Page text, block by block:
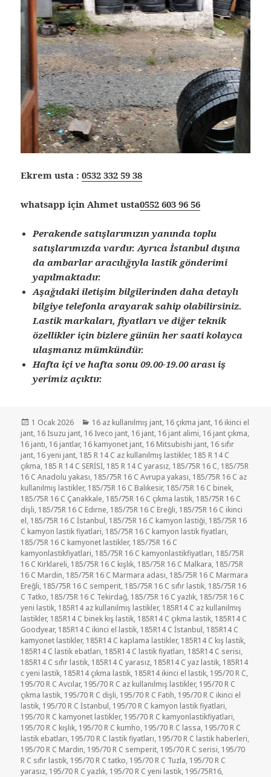
Ekrem usta :0532 332 59 38
whatsapp için Ahmet usta0552 603 96 56
Perakende satışlarımızın yanında toplu
satışlarımızda vardır. Ayrıca İstanbul dışına
da ambarlar aracılığıyla lastik gönderimi
yapılmaktadır.
Aşağıdaki iletişim bilgilerinden daha detaylı
bilgiye telefonla arayarak sahip olabilirsiniz.
Lastik markaları, fiyatları ve diğer teknik
özellikler için bizlere günün her saati kolayca
ulaşmanız mümkündür.
Hafta içi ve hafta sonu 09.00-19.00 arası iş
yerimiz açıktır.
Yayın
tarihi
1 Ocak 2026 Kategoriler
16 az kullanılmış jant, 16 çıkma jant, 16 ikinci el
jant, 16 Isuzu jant, 16 Iveco jant, 16 jant, 16 jant alimi, 16 jant çıkma,
16 jantı, 16 jantlar, 16 kamyonet jant, 16 Mitsubishi jant, 16 sıfır
jant, 16 yeni jant, 185 R 14 C az kullanılmış lastikler, 185 R 14 C
çıkma, 185 R 14 C SERİSİ, 185 R 14 C yarasız, 185/75R 16 C, 185/75R
16 C Anadolu yakası, 185/75R 16 C Avrupa yakası, 185/75R 16 C az
kullanılmış lastikler, 185/75R 16 C Balıkesir, 185/75R 16 C binek,
185/75R 16 C Çanakkale, 185/75R 16 C çıkma lastik, 185/75R 16 C
dişli, 185/75R 16 C Edirne, 185/75R 16 C Ereğli, 185/75R 16 C ikinci
el, 185/75R 16 C İstanbul, 185/75R 16 C kamyon lastiği, 185/75R 16
C kamyon lastik fiyatlari, 185/75R 16 C kamyon lastik fiyatları,
185/75R 16 C kamyonet lastikler, 185/75R 16 C
kamyonlastikfiyatlari, 185/75R 16 C kamyonlastikfiyatları, 185/75R
16 C Kırklareli, 185/75R 16 C kışlık, 185/75R 16 C Malkara, 185/75R
16 C Mardin, 185/75R 16 C Marmara adası, 185/75R 16 C Marmara
Ereğli, 185/75R 16 C semperit, 185/75R 16 C sıfır lastik, 185/75R 16
C Tatko, 185/75R 16 C Tekirdağ, 185/75R 16 C yazlık, 185/75R 16 C
yeni lastik, 185R14 az kullanılmış lastikler, 185R14 C az kullanılmış
lastikler, 185R14 C binek kış lastik, 185R14 C çıkma lastik, 185R14 C
Goodyear, 185R14 C ikinci el lastik, 185R14 C İstanbul, 185R14 C
kamyonet lastikler, 185R14 C kaplama lastikler, 185R14 C kış lastik,
185R14 C lastik ebatları, 185R14 C lastik fiyatları, 185R14 C serisi,
185R14 C sıfır lastik, 185R14 C yarasız, 185R14 C yaz lastik, 185R14
c yeni lastik, 185R14 çıkma lastik, 185R14 ikinci el lastik, 195/70 R C,
195/70 R C Avcılar, 195/70 R C az kullanılmış lastikler, 195/70 R C
çıkma lastik, 195/70 R C dişli, 195/70 R C Fatih, 195/70 R C ikinci el
lastik, 195/70 R C İstanbul, 195/70 R C kamyon lastik fiyatlari,
195/70 R C kamyonet lastikler, 195/70 R C kamyonlastikfiyatlari,
195/70 R C kışlık, 195/70 R C kumho, 195/70 R C lassa, 195/70 R C
lastik ebatları, 195/70 R C lastik fiyatları, 195/70 R C lastik haberleri,
195/70 R C Mardin, 195/70 R C semperit, 195/70 R C serisi, 195/70
R C sıfır lastik, 195/70 R C tatko, 195/70 R C Tuzla, 195/70 R C
yarasız, 195/70 R C yazlık, 195/70 R C yeni lastik, 195/75R16,